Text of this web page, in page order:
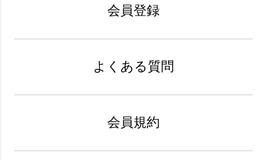
会員登録
よくある質問
会員規約